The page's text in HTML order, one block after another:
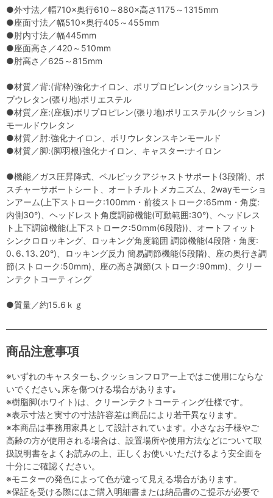
●外寸法／幅710×奥行610～880×高さ1175～1315mm
●座面寸法／幅510×奥行405～455mm
●肘内寸法／幅445mm
●座面高さ／420～510mm
●肘高さ／625～815mm
●材質／背:(背枠)強化ナイロン、ポリプロピレン(クッション)スラ
ブウレタン(張り地)ポリエステル
●材質／座:(座板)ポリプロピレン(張り地)ポリエステル(クッション)
モールドウレタン
●材質／肘:強化ナイロン、ポリウレタンスキンモールド
●材質／脚:(脚羽根)強化ナイロン、キャスター:ナイロン
●機能／ガス圧昇降式、ペルビックアジャストサポート(3段階)、ポ
スチャーサポートシート、オートチルトメカニズム、2wayモーショ
ンアーム(上下ストローク:100mm・前後ストローク:65mm・角度:
内側30°)、ヘッドレスト角度調節機能(可動範囲:30°)、ヘッドレス
ト上下調節機能(上下ストローク:50mm(6段階))、オートフィット
シンクロロッキング、ロッキング角度範囲 調節機能(4段階・角度:
0､6､13､20°)、ロッキング反力 簡易調節機能(5段階)、座の奥行き調
節(ストローク:50mm)、座の高さ調節(ストローク:90mm)、クリー
ンテクトコーティング
●質量／約15.6ｋｇ
商品注意事項
※いずれのキャスターも､クッションフロアー上ではご使用にならな
いでください｡床を傷つける場合があります｡
※樹脂脚(ホワイト)は、クリーンテクトコーティング仕様です。
※表示寸法と実寸の寸法許容差は商品により若干異なります。
※本商品は事務用家具として設計されています。小さなお子様やご
高齢の方が使用される場合は、設置場所や使用方法などについて取
扱説明書をよくお読みの上、正しくお使いいただけるよう安全面を
十分にご確認ください。
※モニターの発色によって色が違って見える場合があります。
※保証を受ける際にはご購入明細書または納品書のご提示が必要で